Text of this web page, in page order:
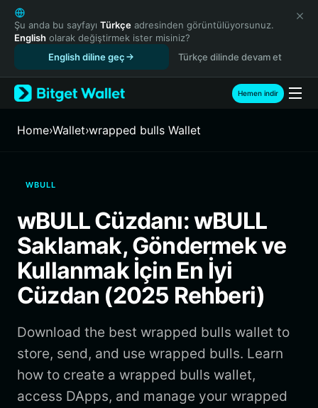
English
日本語
Tiếng Việt
Español (Latinoamérica)
Türkçe
Français
繁體中文
Bahasa Indonesia
ภาษาไทย
हिन्दी
Español
Português (Brasil)
Şu anda bu sayfayı Türkçe adresinden görüntülüyorsunuz.
English olarak değiştirmek ister misiniz?
English diline geç
Türkçe dilinde devam et
Hemen indir
Home›Wallet›wrapped bulls Wallet
WBULL
wBULL Cüzdanı: wBULL
Saklamak, Göndermek ve
Kullanmak İçin En İyi
Cüzdan (2025 Rehberi)
Download the best wrapped bulls wallet to
store, send, and use wrapped bulls. Learn
how to create a wrapped bulls wallet,
access DApps, and manage your wrapped